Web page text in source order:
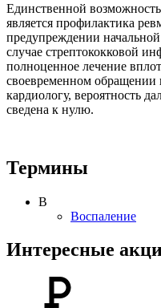
Единственной
является профилактика
предупреждении
случае стрептококковой
полноценное лечение
своевременном
кардиологу, вероятность
сведена к нулю.
Термины
В
Воспаление
Интересные